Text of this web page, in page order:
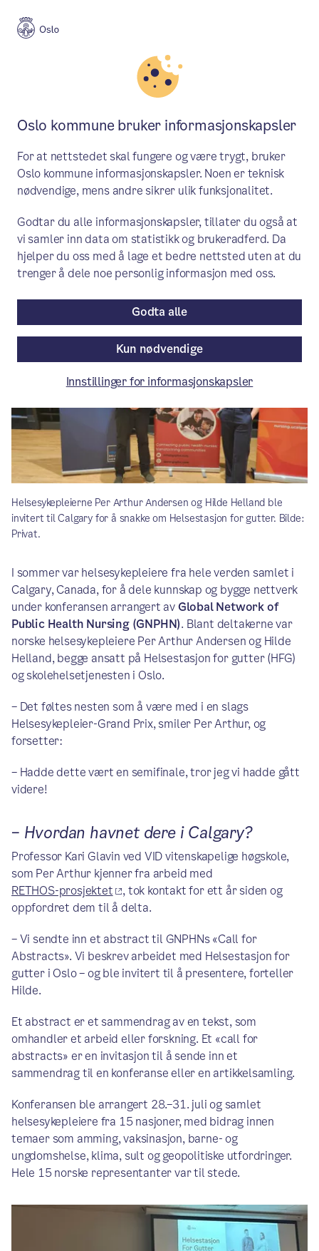
Helsesykepleier-Grand Prix i
Calgary
Internasjonalt fagfellesskap, inspirasjon
og stolthet over eget arbeid.
Aktuelt/ Publisert: 09.09.2025
Helsesykepleierne Per Arthur Andersen og Hilde Helland ble
invitert til Calgary for å snakke om Helsestasjon for gutter. Bilde:
Privat.
I sommer var helsesykepleiere fra hele verden samlet i
Calgary, Canada, for å dele kunnskap og bygge nettverk
under konferansen arrangert avGlobal Network of
Public Health Nursing (GNPHN). Blant deltakerne var
norske helsesykepleiere Per Arthur Andersen og Hilde
Helland, begge ansatt på Helsestasjon for gutter (HFG)
og skolehelsetjenesten i Oslo.
– Det føltes nesten som å være med i en slags
Helsesykepleier-Grand Prix, smiler Per Arthur, og
forsetter:
– Hadde dette vært en semifinale, tror jeg vi hadde gått
videre!
– Hvordan havnet dere i Calgary?
Professor Kari Glavin ved VID vitenskapelige høgskole,
som Per Arthur kjenner fra arbeid med
RETHOS-prosjektet
, tok kontakt for ett år siden og
oppfordret dem til å delta.
– Vi sendte inn et abstract til GNPHNs «Call for
Abstracts». Vi beskrev arbeidet med Helsestasjon for
gutter i Oslo – og ble invitert til å presentere, forteller
Hilde.
Et abstract er et sammendrag av en tekst, som
omhandler et arbeid eller forskning. Et «call for
abstracts» er en invitasjon til å sende inn et
sammendrag til en konferanse eller en artikkelsamling.
Konferansen ble arrangert 28.–31. juli og samlet
helsesykepleiere fra 15 nasjoner, med bidrag innen
temaer som amming, vaksinasjon, barne- og
ungdomshelse, klima, sult og geopolitiske utfordringer.
Hele 15 norske representanter var til stede.
Oslo kommune bruker informasjonskapsler
For at nettstedet skal fungere og være trygt, bruker
Oslo kommune informasjonskapsler. Noen er teknisk
nødvendige, mens andre sikrer ulik funksjonalitet.
Godtar du alle informasjonskapsler, tillater du også at
vi samler inn data om statistikk og brukeradferd. Da
hjelper du oss med å lage et bedre nettsted uten at du
trenger å dele noe personlig informasjon med oss.
Kun nødvendige
Godta alle
Innstillinger for informasjonskapsler